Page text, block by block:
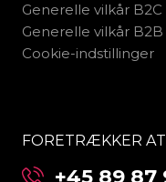
Generelle vilkår B2C
Generelle vilkår B2B
Cookie-indstillinger
FORETRÆKKER
+45 89 87